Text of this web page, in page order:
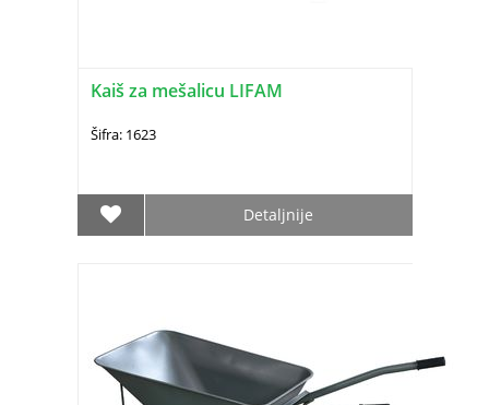
Kaiš za mešalicu LIFAM
Šifra: 1623
Detaljnije